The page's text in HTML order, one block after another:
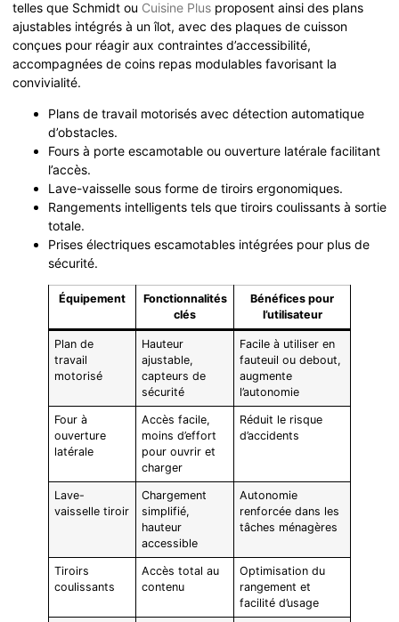
telles que Schmidt ou Cuisine Plus proposent ainsi des plans
ajustables intégrés à un îlot, avec des plaques de cuisson
conçues pour réagir aux contraintes d’accessibilité,
accompagnées de coins repas modulables favorisant la
convivialité.
Plans de travail motorisés avec détection automatique
d’obstacles.
Fours à porte escamotable ou ouverture latérale facilitant
l’accès.
Lave-vaisselle sous forme de tiroirs ergonomiques.
Rangements intelligents tels que tiroirs coulissants à sortie
totale.
Prises électriques escamotables intégrées pour plus de
sécurité.
Équipement
Fonctionnalités
clés
Bénéfices pour
l’utilisateur
Plan de
travail
motorisé
Hauteur
ajustable,
capteurs de
sécurité
Facile à utiliser en
fauteuil ou debout,
augmente
l’autonomie
Four à
ouverture
latérale
Accès facile,
moins d’effort
pour ouvrir et
charger
Réduit le risque
d’accidents
Lave-
vaisselle tiroir
Chargement
simplifié,
hauteur
accessible
Autonomie
renforcée dans les
tâches ménagères
Tiroirs
coulissants
Accès total au
contenu
Optimisation du
rangement et
facilité d’usage